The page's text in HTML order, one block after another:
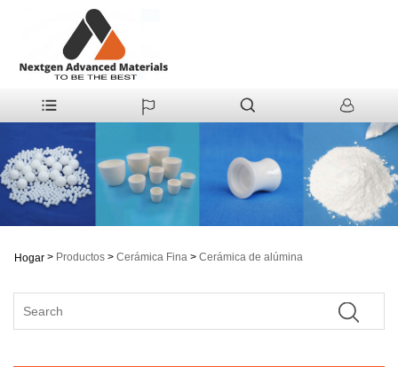
Hogar > Productos > Cerámica Fina > Cerámica de alúmina